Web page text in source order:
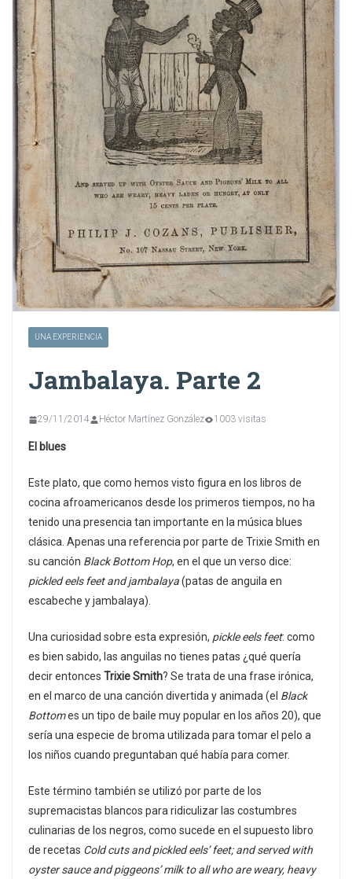
UNA EXPERIENCIA
Jambalaya. Parte 2
29/11/2014 Héctor Martínez González 1003 visitas
El blues
Este plato, que como hemos visto figura en los libros de
cocina afroamericanos desde los primeros tiempos, no ha
tenido una presencia tan importante en la música blues
clásica. Apenas una referencia por parte de Trixie Smith en
su canción Black Bottom Hop, en el que un verso dice:
pickled eels feet and jambalaya(patas de anguila en
escabeche y jambalaya).
Una curiosidad sobre esta expresión, pickle eels feet: como
es bien sabido, las anguilas no tienes patas ¿qué quería
decir entonces Trixie Smith? Se trata de una frase irónica,
en el marco de una canción divertida y animada (el Black
Bottomes un tipo de baile muy popular en los años 20), que
sería una especie de broma utilizada para tomar el pelo a
los niños cuando preguntaban qué había para comer.
Este término también se utilizó por parte de los
supremacistas blancos para ridiculizar las costumbres
culinarias de los negros, como sucede en el supuesto libro
de recetas Cold cuts and pickled eels’ feet; and served with
oyster sauce and piggeons’ milk to all who are weary, heavy